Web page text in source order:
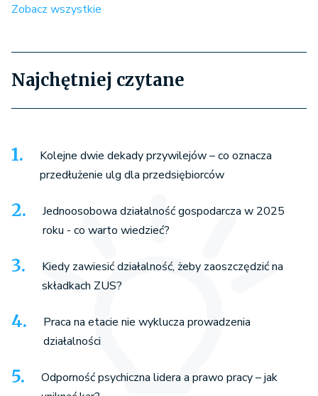
Zobacz wszystkie
Najchętniej czytane
Kolejne dwie dekady przywilejów – co oznacza
przedłużenie ulg dla przedsiębiorców
Jednoosobowa działalność gospodarcza w 2025
roku - co warto wiedzieć?
Kiedy zawiesić działalność, żeby zaoszczędzić na
składkach ZUS?
Praca na etacie nie wyklucza prowadzenia
działalności
Odporność psychiczna lidera a prawo pracy – jak